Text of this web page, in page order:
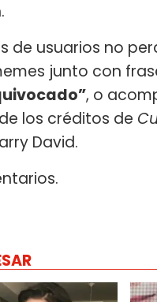
de usuarios no
junto con
, o
los créditos de
David.